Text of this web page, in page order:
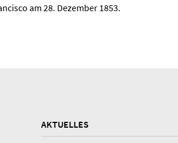
am 28. Dezember 1853.
AKTUELLES